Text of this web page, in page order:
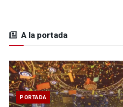
A la portada
PORTADA